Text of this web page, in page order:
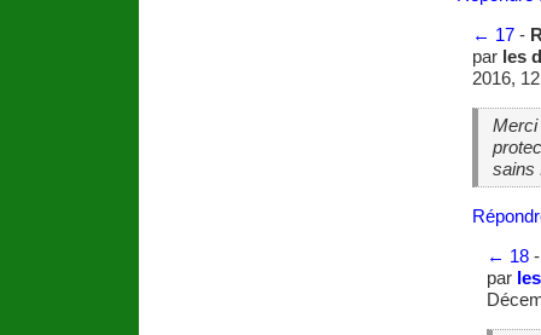
← 17-
par les
2016,
Merci
← 18
par